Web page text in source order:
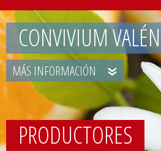
CONVIVIUM
MÁS INFORMACIÓN
PRODUCTORES